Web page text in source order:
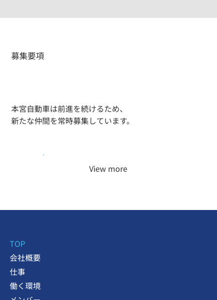
募集要項
本宮自動車は前進を続けるため、
新たな仲間を常時募集しています。
View more
TOP
会社概要
仕事
働く環境